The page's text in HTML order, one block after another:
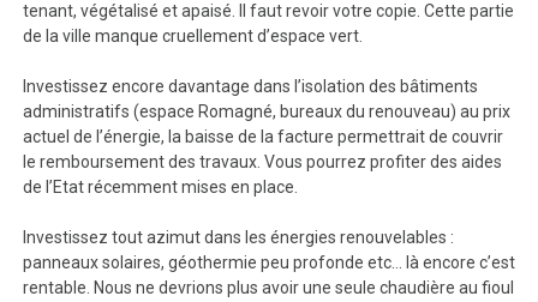
tenant, végétalisé et apaisé. Il faut revoir votre copie. Cette partie
de la ville manque cruellement d’espace vert.
Investissez encore davantage dans l’isolation des bâtiments
administratifs (espace Romagné, bureaux du renouveau) au prix
actuel de l’énergie, la baisse de la facture permettrait de couvrir
le remboursement des travaux. Vous pourrez profiter des aides
de l’Etat récemment mises en place.
Investissez tout azimut dans les énergies renouvelables :
panneaux solaires, géothermie peu profonde etc… là encore c’est
rentable. Nous ne devrions plus avoir une seule chaudière au fioul